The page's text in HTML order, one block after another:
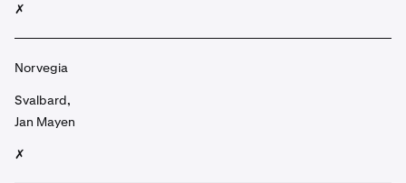
✗
Norvegia
Svalbard,
Jan Mayen
✗